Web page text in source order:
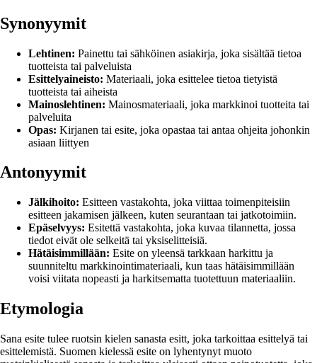
Synonyymit
Lehtinen: Painettu tai sähköinen asiakirja, joka sisältää tietoa
tuotteista tai palveluista
Esittelyaineisto: Materiaali, joka esittelee tietoa tietyistä
tuotteista tai aiheista
Mainoslehtinen: Mainosmateriaali, joka markkinoi tuotteita tai
palveluita
Opas: Kirjanen tai esite, joka opastaa tai antaa ohjeita johonkin
asiaan liittyen
Antonyymit
Jälkihoito: Esitteen vastakohta, joka viittaa toimenpiteisiin
esitteen jakamisen jälkeen, kuten seurantaan tai jatkotoimiin.
Epäselvyys: Esitettä vastakohta, joka kuvaa tilannetta, jossa
tiedot eivät ole selkeitä tai yksiselitteisiä.
Hätäisimmillään: Esite on yleensä tarkkaan harkittu ja
suunniteltu markkinointimateriaali, kun taas hätäisimmillään
voisi viitata nopeasti ja harkitsematta tuotettuun materiaaliin.
Etymologia
Sana esite tulee ruotsin kielen sanasta esitt, joka tarkoittaa esittelyä tai
esittelemistä. Suomen kielessä esite on lyhentynyt muoto